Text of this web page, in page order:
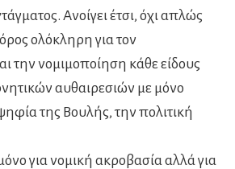
Ανοίγει έτσι, όχι απλώς
ολόκληρη για τον
την νομιμοποίηση κάθε είδους
αυθαιρεσιών με μόνο
της Βουλής, την πολιτική
για νομική ακροβασία αλλά για